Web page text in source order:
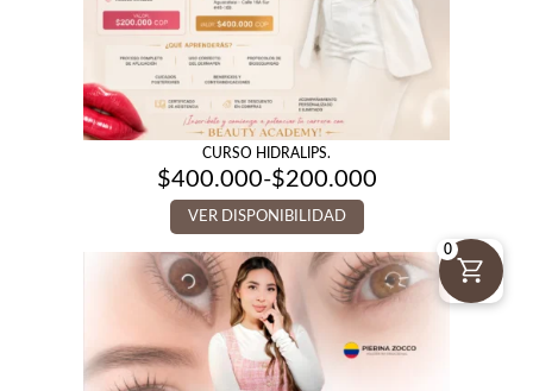
CURSO HIDRALIPS.
$200.000
-
$400.000
Rango
de
precios:
desde
$200.000
hasta
$400.000
VER DISPONIBILIDAD
0